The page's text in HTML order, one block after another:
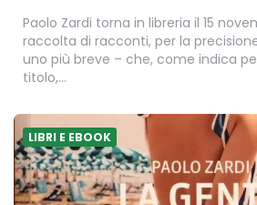
Paolo Zardi torna in libreria il 15
raccolta di racconti, per la
uno più breve – che, come indica
titolo,…
LIBRI E EBOOK